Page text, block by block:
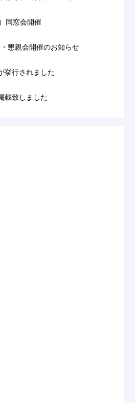
同窓会開催
懇親会開催のお知らせ
挙行されました
載致しました